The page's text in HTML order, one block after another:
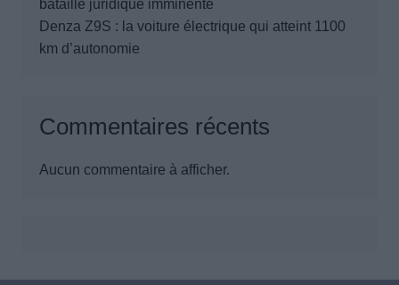
bataille juridique imminente
Denza Z9S : la voiture électrique qui atteint 1100
km d’autonomie
Commentaires récents
Aucun commentaire à afficher.